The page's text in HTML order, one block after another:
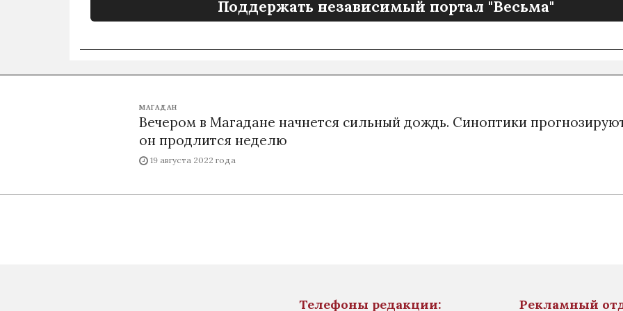
Поддержать независимый портал "Весьма"
МАГАДАН
Вечером в Магадане начнется сильный дождь. Синоптики
он продлится неделю
19 августа 2022 года
Телефоны редакции: Рекламный